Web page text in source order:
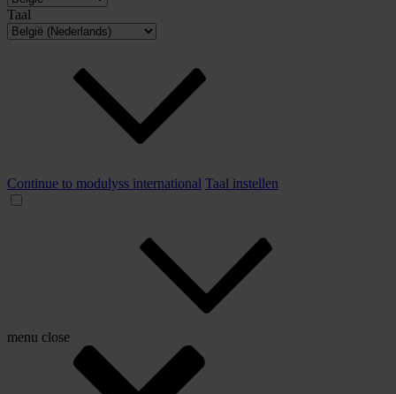
Taal
Continue to modulyss international Taal instellen
menu close